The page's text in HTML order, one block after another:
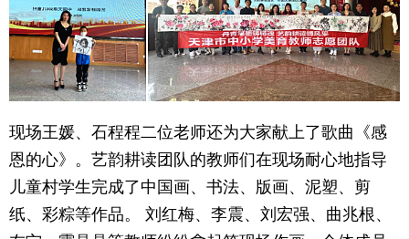
现场王媛、石程程二位老师还为大家献上了歌曲《感
恩的心》。艺韵耕读团队的教师们在现场耐心地指导
儿童村学生完成了中国画、书法、版画、泥塑、剪
纸、彩粽等作品。 刘红梅、李震、刘宏强、曲兆根、